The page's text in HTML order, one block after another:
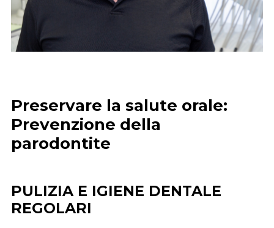
Preservare la salute orale:
Prevenzione della
parodontite
PULIZIA E IGIENE DENTALE
REGOLARI